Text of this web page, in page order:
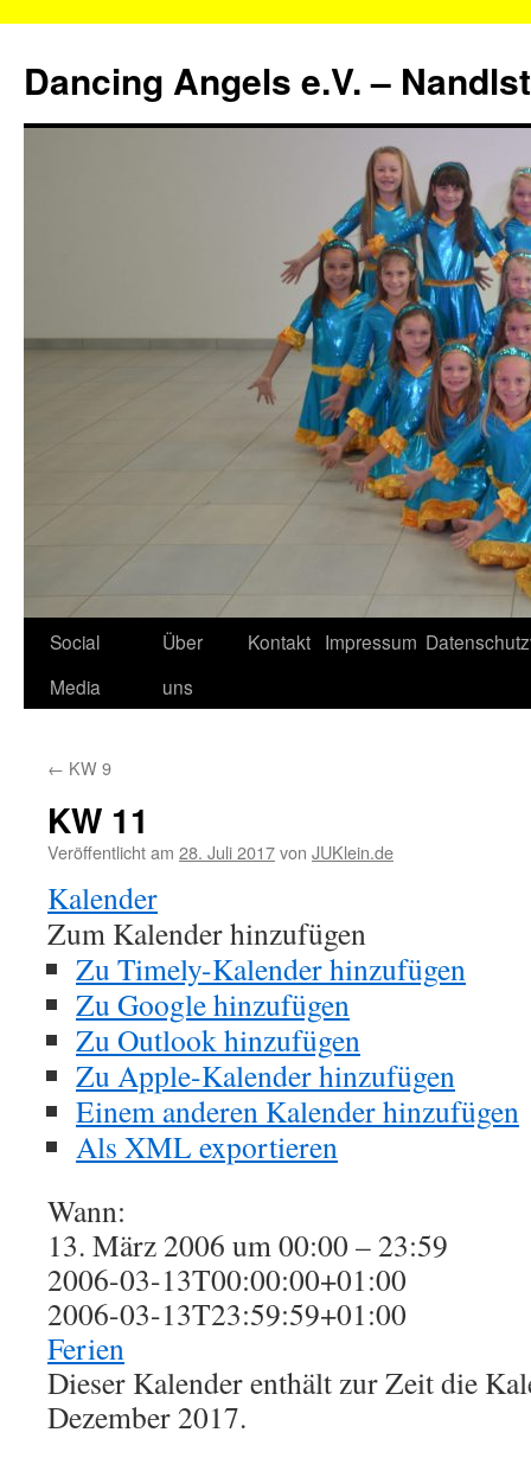
springen
Dancing Angels e.V. –
Social
Media
Über
uns
Kontakt Impressum
← KW 9
KW 11
Veröffentlicht am 28. Juli 2017von JUKlein.de
Kalender
Zum Kalender hinzufügen
Zu Timely-Kalender hinzufügen
Zu Google hinzufügen
Zu Outlook hinzufügen
Zu Apple-Kalender hinzufügen
Einem anderen Kalender hinzufügen
Als XML exportieren
Wann:
13. März 2006 um 00:00 – 23:59
2006-03-13T00:00:00+01:00
2006-03-13T23:59:59+01:00
Ferien
Dieser Kalender enthält zur Zeit die
Dezember 2017.